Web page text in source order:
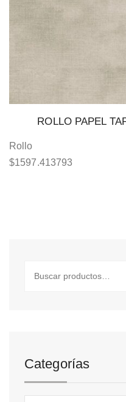
ROLLO PAPEL
Rollo
$1597.413793
Categorías